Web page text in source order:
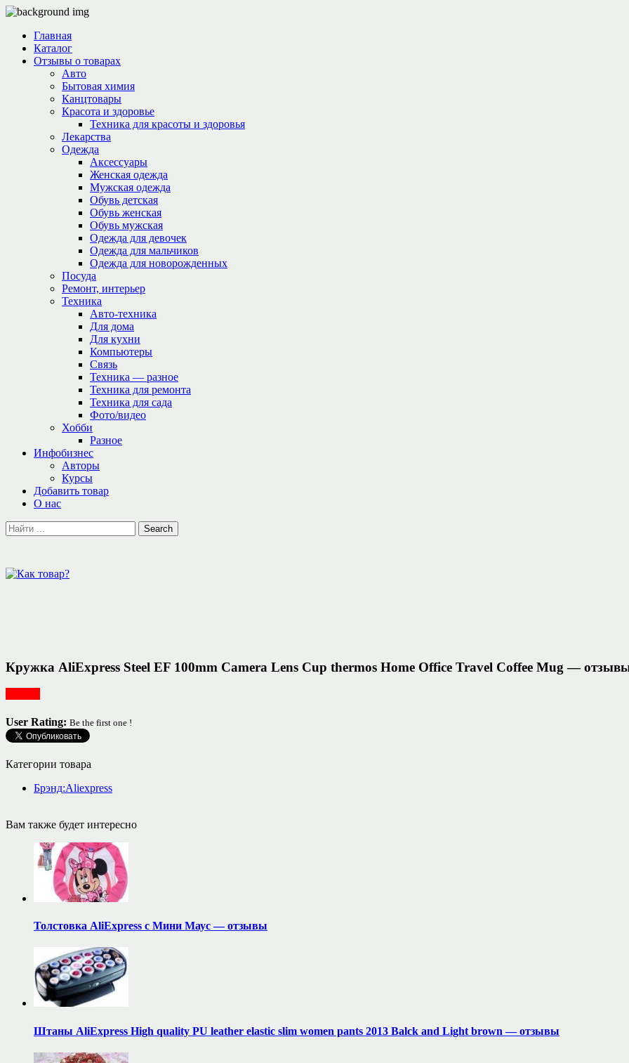
Главная
Каталог
Отзывы о товарах
Авто
Бытовая химия
Канцтовары
Красота и здоровье
Техника для красоты и здоровья
Лекарства
Одежда
Аксессуары
Женская одежда
Мужская одежда
Обувь детская
Обувь женская
Обувь мужская
Одежда для девочек
Одежда для мальчиков
Одежда для новорожденных
Посуда
Ремонт, интерьер
Техника
Авто-техника
Для дома
Для кухни
Компьютеры
Связь
Техника — разное
Техника для ремонта
Техника для сада
Фото/видео
Хобби
Разное
Инфобизнес
Авторы
Курсы
Добавить товар
О нас
Кружка AliExpress Steel EF 100mm Camera Lens Cup thermos Home Office Travel Coffee Mug —
User Rating: Be the first one !
Категории товара
Брэнд:Aliexpress
Вам также будет интересно
Толстовка AliExpress с Мини Маус — отзывы
Штаны AliExpress High quality PU leather elastic slim women pants 2013 Balck and Light brown — отзывы